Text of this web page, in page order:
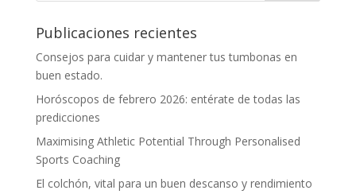
Publicaciones recientes
Consejos para cuidar y mantener tus tumbonas en
buen estado.
Horóscopos de febrero 2026: entérate de todas las
predicciones
Maximising Athletic Potential Through Personalised
Sports Coaching
El colchón, vital para un buen descanso y rendimiento